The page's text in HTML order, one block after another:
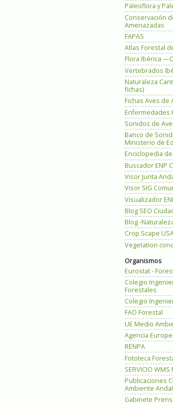
Paleoflora y
Conservación
Amenazadas
FAPAS
Atlas Forestal
Flora Ibérica
Vertebrados
Naturaleza
fichas)
Fichas Aves de
Enfermedades
Sonidos de
Banco de
Ministerio de
Enciclopedia
Buscador ENP
Visor Junta
Visor SIG
Visualizador
Blog SEO
Blog -
Crop Scape
Vegetation
Organismos
Eurostat -
Colegio
Forestales
Colegio
FAO Forestal
UE Medio
Agencia
RENPA
Fototeca
SERVICIO WMS
Publicaciones
Ambiente
Gabinete